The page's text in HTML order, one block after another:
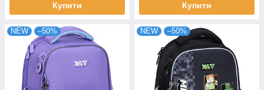
Купити Купити
NEW –50% NEW –50%